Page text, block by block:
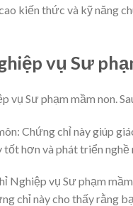
kiến thức và kỹ năng
vụ Sư
Sư phạm mầm non.
Chứng chỉ này giúp
hơn và phát triển nghề
Nghiệp vụ Sư phạm
chỉ này cho thấy rằng